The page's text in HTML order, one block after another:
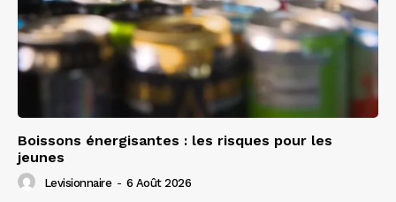
Boissons énergisantes : les risques pour les
jeunes
Levisionnaire - 6 Août 2026